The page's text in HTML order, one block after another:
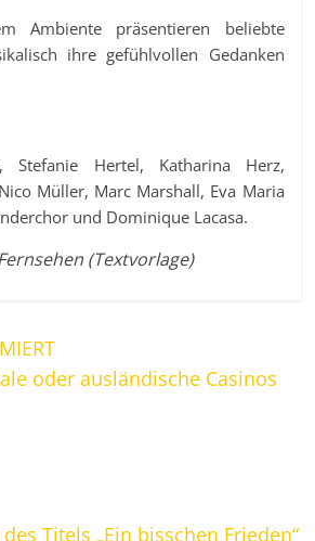
Ambiente präsentieren beliebte
ihre gefühlvollen Gedanken
Stefanie Hertel, Katharina Herz,
Müller, Marc Marshall, Eva Maria
und Dominique Lacasa.
(Textvorlage)
oder ausländische Casinos
Titels „Ein bisschen Frieden“